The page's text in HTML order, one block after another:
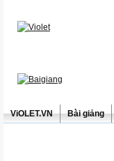
ViOLET.VN Bài giảng